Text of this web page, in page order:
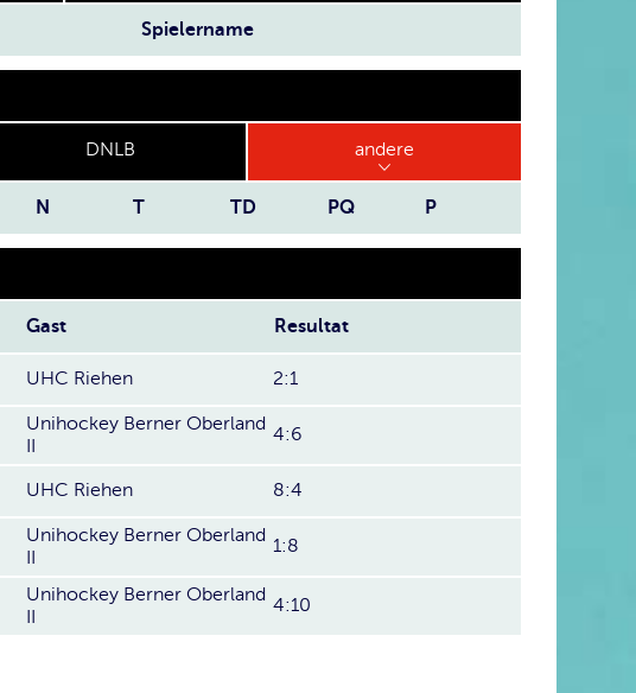
Spielername
DNLB andere
N T TD PQ P
Gast Resultat
UHC Riehen 2:1
Unihockey Berner Oberland
II
4:6
UHC Riehen 8:4
Unihockey Berner Oberland
II
1:8
Unihockey Berner Oberland
II
4:10